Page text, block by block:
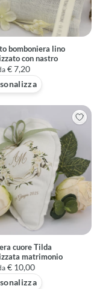
bomboniera lino
con nastro
€ 7,20
cuore Tilda
matrimonio
€ 10,00